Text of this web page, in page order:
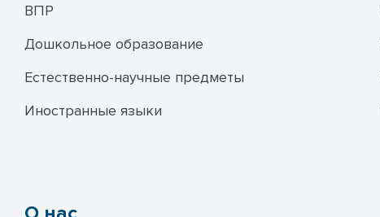
ВПР
Дошкольное образование
Естественно-научные предметы
Иностранные языки